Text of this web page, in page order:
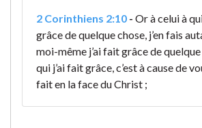
2 Corinthiens 2:10 - Or à celui à
grâce de quelque chose, j’en fais
moi-même j’ai fait grâce de
qui j’ai fait grâce, c’est à cause de
fait en la face du Christ ;